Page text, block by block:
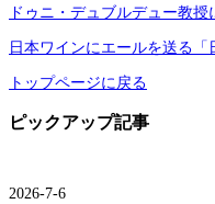
ドゥニ・デュブルデュー教
日本ワインにエールを送る
トップページに戻る
ピックアップ記事
2026-7-6